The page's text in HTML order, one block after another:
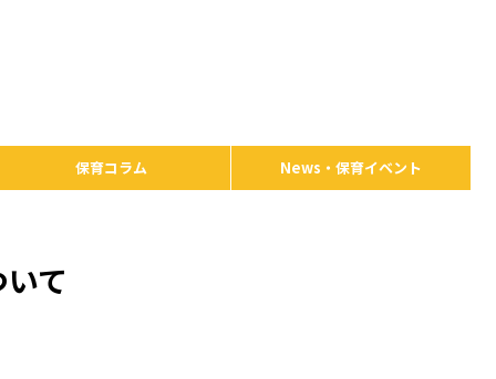
保育コラム News・保育イベント
て